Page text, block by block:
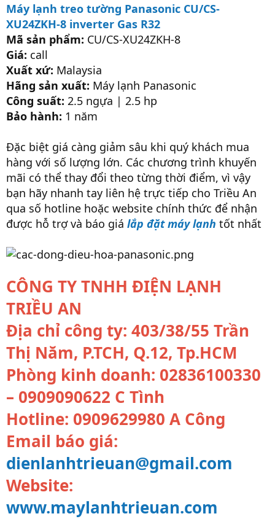
Máy lạnh treo tường Panasonic CU/CS-
XU24ZKH-8 inverter Gas R32
Mã sản phẩm: CU/CS-XU24ZKH-8
Giá: call
Xuất xứ: Malaysia
Hãng sản xuất: Máy lạnh Panasonic
Công suất: 2.5 ngựa | 2.5 hp
Bảo hành: 1 năm
Đặc biệt giá càng giảm sâu khi quý khách mua
hàng với số lượng lớn. Các chương trình khuyến
mãi có thể thay đổi theo từng thời điểm, vì vậy
bạn hãy nhanh tay liên hệ trực tiếp cho Triều An
qua số hotline hoặc website chính thức để nhận
được hỗ trợ và báo giá lắp đặt máy lạnh tốt nhất
CÔNG TY TNHH ĐIỆN LẠNH
TRIỀU AN
Địa chỉ công ty: 403/38/55 Trần
Thị Năm, P.TCH, Q.12, Tp.HCM
Phòng kinh doanh: 02836100330
– 0909090622 C Tình
Hotline: 0909629980 A Công
Email báo giá:
dienlanhtrieuan@gmail.com
Website:
www.maylanhtrieuan.com